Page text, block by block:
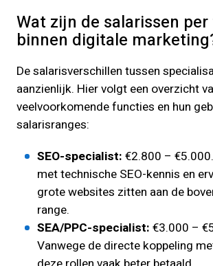
Wat zijn de salarissen
binnen digitale
De salarisverschillen tussen
aanzienlijk. Hier volgt een overzicht
veelvoorkomende functies en hun
salarisranges:
SEO-specialist: €2.800 –
met technische SEO-kennis en
grote websites zitten aan de
range.
SEA/PPC-specialist: €3.000 –
Vanwege de directe koppeling